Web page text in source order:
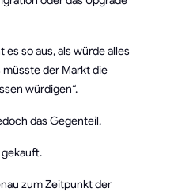
so aus, als würde alles
der Markt die
würdigen“.
das Gegenteil.
zum Zeitpunkt der